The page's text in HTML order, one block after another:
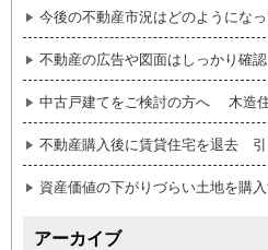
今後の不動産市況はどのようにな
不動産の広告や図面はしっかり確
中古戸建てをご検討の方へ 木造
不動産購入後に賃貸住宅を退去 引
資産価値の下がりづらい土地を購
アーカイブ